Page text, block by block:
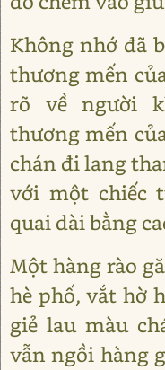
Không nhớ đã
thương mến
rõ về người
thương mến
chán đi lang
với một chiếc
quai dài bằng
Một hàng rào
hè phố, vắt hờ
giẻ lau màu
vẫn ngồi hàng